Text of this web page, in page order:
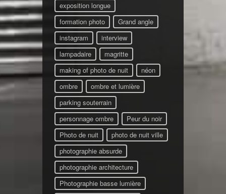
exposition longue
formation photo
Grand angle
instagram
interview
lampadaire
magritte
making of photo de nuit
néon
ombre
ombre et lumière
parking souterrain
personnage ombre
Peur du noir
Photo de nuit
photo de nuit ville
photographie absurde
photographie architecture
Photographie basse lumière